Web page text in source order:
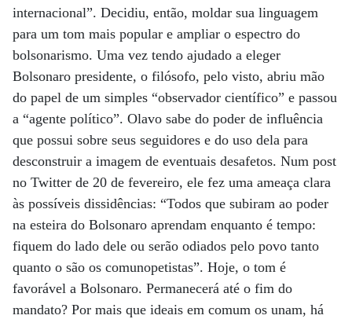
internacional”. Decidiu, então, moldar sua linguagem
para um tom mais popular e ampliar o espectro do
bolsonarismo. Uma vez tendo ajudado a eleger
Bolsonaro presidente, o filósofo, pelo visto, abriu mão
do papel de um simples “observador científico” e passou
a “agente político”. Olavo sabe do poder de influência
que possui sobre seus seguidores e do uso dela para
desconstruir a imagem de eventuais desafetos. Num post
no Twitter de 20 de fevereiro, ele fez uma ameaça clara
às possíveis dissidências: “Todos que subiram ao poder
na esteira do Bolsonaro aprendam enquanto é tempo:
fiquem do lado dele ou serão odiados pelo povo tanto
quanto o são os comunopetistas”. Hoje, o tom é
favorável a Bolsonaro. Permanecerá até o fim do
mandato? Por mais que ideais em comum os unam, há